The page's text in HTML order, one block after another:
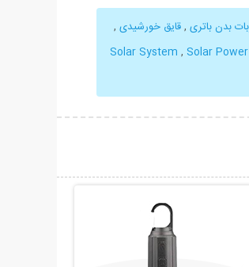
بدن باتری ,قایق خورشیدی ,
Solar System , Solar